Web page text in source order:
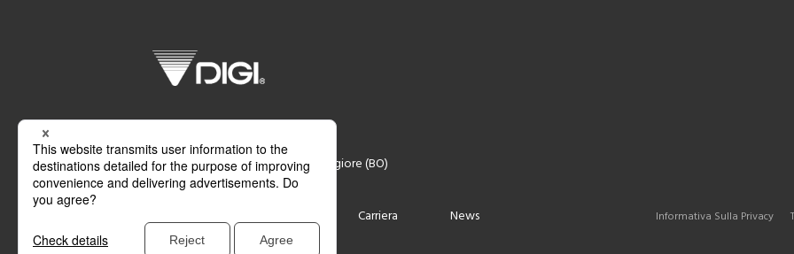
Via Achille Marabini 14, Castel Maggiore (BO)
Carriera News Informativa Sulla Privacy